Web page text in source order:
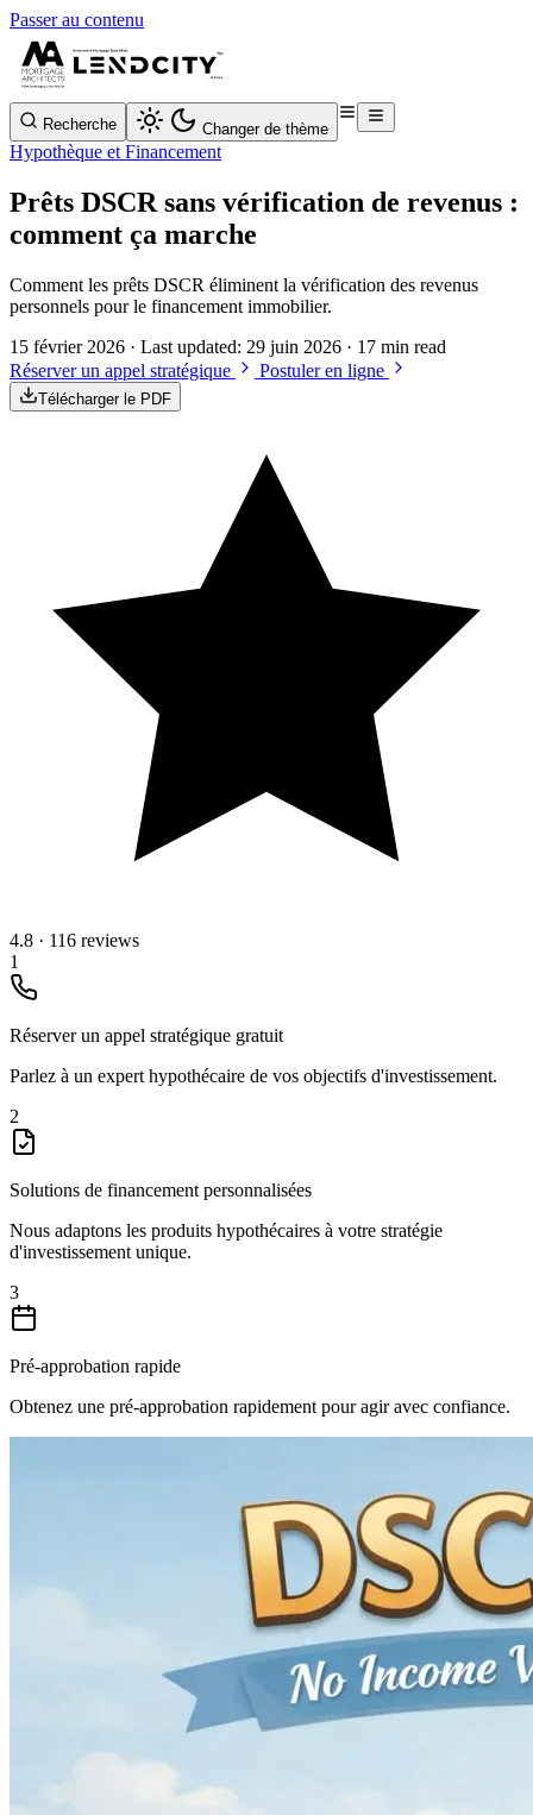
Passer au contenu
Recherche Changer de thème
Hypothèque et Financement
Prêts DSCR sans vérification de revenus :
comment ça marche
Comment les prêts DSCR éliminent la vérification des revenus
personnels pour le financement immobilier.
15 février 2026 · Last updated: 29 juin 2026 · 17 min read
Réserver un appel stratégique
Postuler en ligne
Télécharger le PDF
4.8 · 116 reviews
1
Réserver un appel stratégique gratuit
Parlez à un expert hypothécaire de vos objectifs d'investissement.
2
Solutions de financement personnalisées
Nous adaptons les produits hypothécaires à votre stratégie
d'investissement unique.
3
Pré-approbation rapide
Obtenez une pré-approbation rapidement pour agir avec confiance.